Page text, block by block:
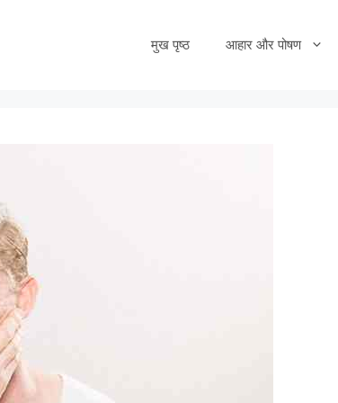
मुख पृष्ठ आहार और पोषण